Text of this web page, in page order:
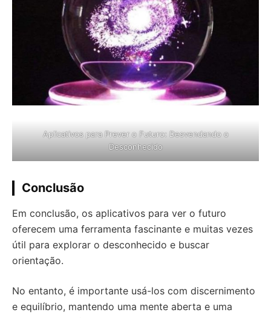
Aplicativos para Prever o Futuro: Desvendando o
Desconhecido
Conclusão
Em conclusão, os aplicativos para ver o futuro
oferecem uma ferramenta fascinante e muitas vezes
útil para explorar o desconhecido e buscar
orientação.
No entanto, é importante usá-los com discernimento
e equilíbrio, mantendo uma mente aberta e uma